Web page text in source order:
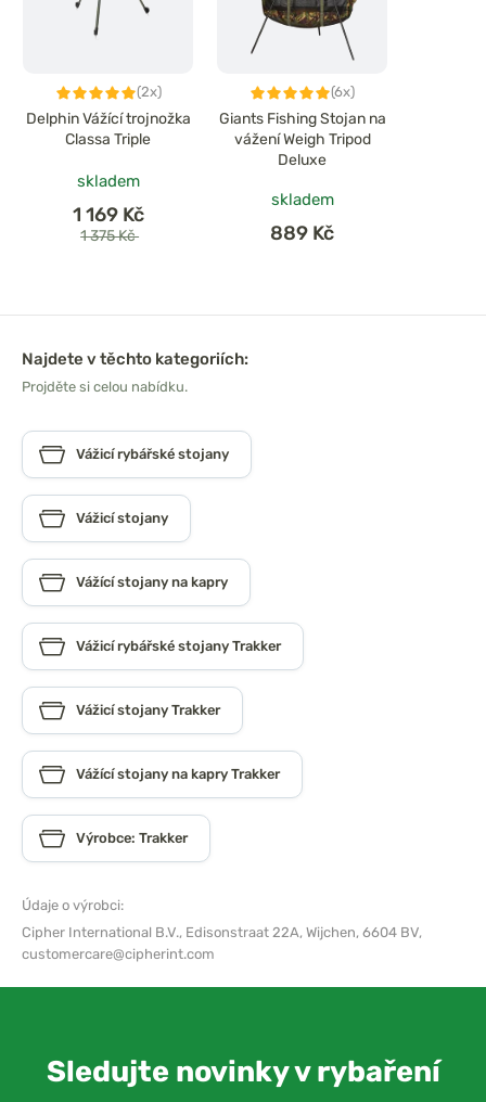
(2x)
Delphin Vážící trojnožka
Classa Triple
skladem
1 169 Kč
1 375 Kč
(6x)
Giants Fishing Stojan na
vážení Weigh Tripod
Deluxe
skladem
889 Kč
Najdete v těchto kategoriích:
Projděte si celou nabídku.
Vážicí rybářské stojany
Vážicí stojany
Vážící stojany na kapry
Vážicí rybářské stojany Trakker
Vážicí stojany Trakker
Vážící stojany na kapry Trakker
Výrobce: Trakker
Údaje o výrobci:
Cipher International B.V., Edisonstraat 22A, Wijchen, 6604 BV,
customercare@cipherint.com
Sledujte novinky v rybaření